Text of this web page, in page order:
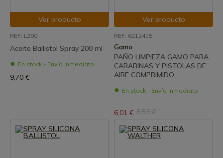
Ver producto
REF: L200
Aceite Ballistol Spray 200 ml
En stock - Envío inmediato
9,70 €
Ver producto
REF: 6212415
Gamo
PAÑO LIMPIEZA GAMO PARA
CARABINAS Y PISTOLAS DE
AIRE COMPRIMIDO
En stock - Envío inmediato
6,01 € 6,53 €